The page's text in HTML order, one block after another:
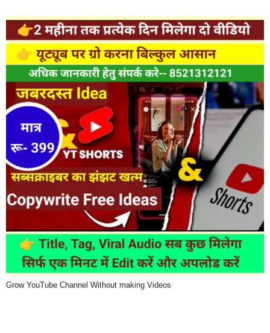
Grow YouTube Channel Without making Videos